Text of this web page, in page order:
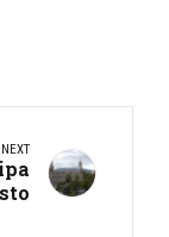
NEXT